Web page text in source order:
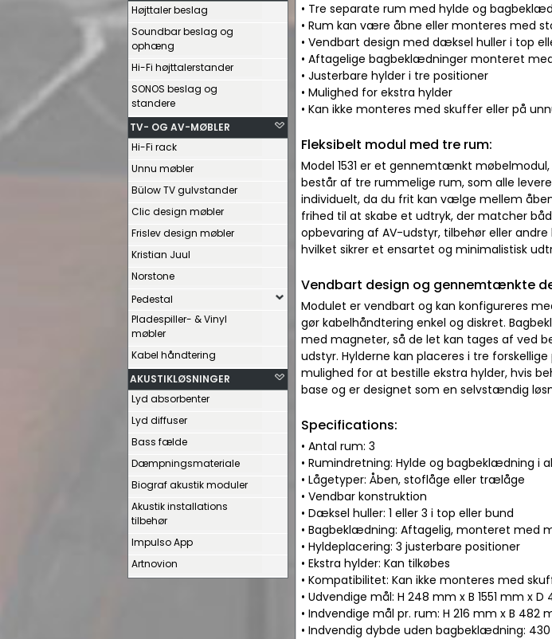
Højttaler beslag
Soundbar beslag og
ophæng
Hi-Fi højttalerstander
SONOS beslag og
standere
TV- OG AV-MØBLER
Hi-Fi rack
Unnu møbler
Bülow TV gulvstander
Clic design møbler
Frislev design møbler
Kristian Juul
Norstone
Pedestal
Pladespiller- & Vinyl
møbler
Kabel håndtering
AKUSTIKLØSNINGER
Lyd absorbenter
Lyd diffuser
Bass fælde
Dæmpningsmateriale
Biograf akustik moduler
Akustik installations
tilbehør
Impulso App
Artnovion
• Tre separate rum med hylde og
• Rum kan være åbne eller monteres med
• Vendbart design med dæksel huller i top
• Aftagelige bagbeklædninger monteret
• Justerbare hylder i tre positioner
• Mulighed for ekstra hylder
• Kan ikke monteres med skuffer eller på
Fleksibelt modul med tre rum:
Model 1531 er et gennemtænkt
består af tre rummelige rum, som alle
individuelt, da du frit kan vælge mellem
frihed til at skabe et udtryk, der matcher
opbevaring af AV-udstyr, tilbehør eller
hvilket sikrer et ensartet og minimalistisk
Vendbart design og gennemtænkte
Modulet er vendbart og kan konfigureres
gør kabelhåndtering enkel og diskret.
med magneter, så de let kan tages af ved
udstyr. Hylderne kan placeres i tre
mulighed for at bestille ekstra hylder, hvis
base og er designet som en selvstændig
Specifications:
• Antal rum: 3
• Rumindretning: Hylde og bagbeklædning i
• Lågetyper: Åben, stoflåge eller trælåge
• Vendbar konstruktion
• Dæksel huller: 1 eller 3 i top eller bund
• Bagbeklædning: Aftagelig, monteret med
• Hyldeplacering: 3 justerbare positioner
• Ekstra hylder: Kan tilkøbes
• Kompatibilitet: Kan ikke monteres med
• Udvendige mål: H 248 mm x B 1551 mm x
• Indvendige mål pr. rum: H 216 mm x B 482
• Indvendig dybde uden bagbeklædning: